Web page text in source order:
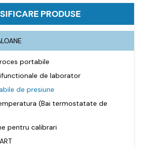
PRODUSE
portabile
de laborator
de presiune
(Bai termostatate de
pentru calibrari